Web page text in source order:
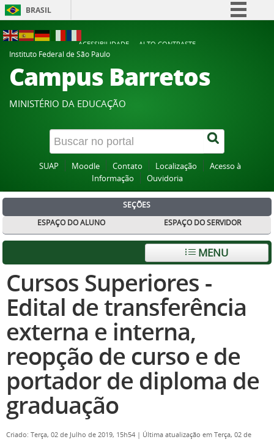
BRASIL
Participe
Acesso à informação
Canais
ACESSIBILIDADE
ALTO CONTRASTE
Instituto Federal de São Paulo
Campus Barretos
MINISTÉRIO DA EDUCAÇÃO
SUAP Moodle Contato Localização
Acesso à
Informação
Ouvidoria
SEÇÕES
ESPAÇO DO ALUNO
ESPAÇO DO SERVIDOR
MENU
Cursos Superiores -
Edital de transferência
externa e interna,
reopção de curso e de
portador de diploma de
graduação
Criado: Terça, 02 de Julho de 2019, 15h54 | Última atualização em Terça, 02 de